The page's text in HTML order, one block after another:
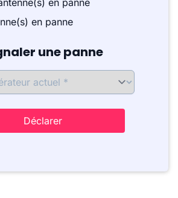
en panne
en panne
une panne
Déclarer